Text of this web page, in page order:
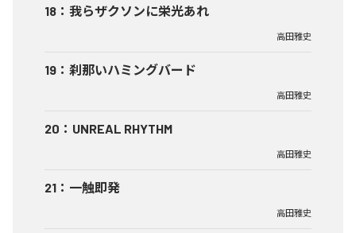
18 ： 我らザクソンに栄光あれ
高田雅史
19 ： 刹那いハミングバード
高田雅史
20 ： UNREAL RHYTHM
高田雅史
21 ： 一触即発
高田雅史